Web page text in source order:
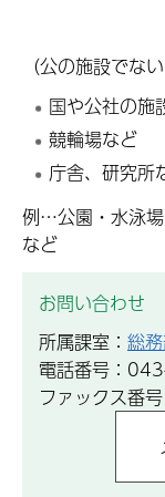
（公の施設でない
国や公社の施
競輪場など
庁舎、研究所
例…公園・水泳
など
お問い合わせ
所属課室： 総
電話番号：
ファックス番